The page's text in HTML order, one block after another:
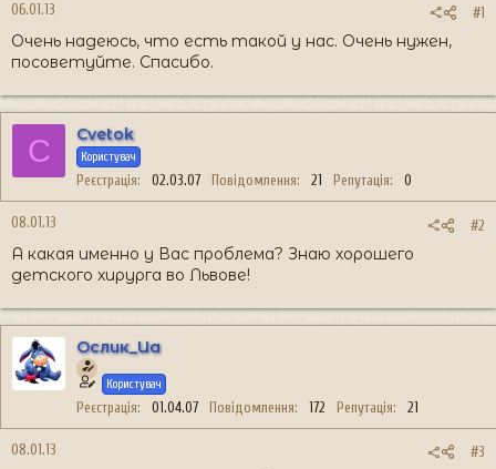
я
06.01.13 #1
Очень надеюсь, что есть такой у нас. Очень нужен,
посоветуйте. Спасибо.
C Cvetok
Користувач
Реєстрація 02.03.07 Повідомлення 21 Репутація 0
08.01.13 #2
А какая именно у Вас проблема? Знаю хорошего
детского хирурга во Львове!
Ослик_Иа
Користувач
Реєстрація 01.04.07 Повідомлення 172 Репутація 21
08.01.13 #3